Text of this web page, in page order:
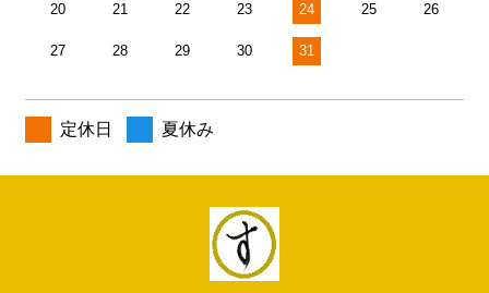
20 21 22 23 24 25 26
27 28 29 30 31
定休日 夏休み